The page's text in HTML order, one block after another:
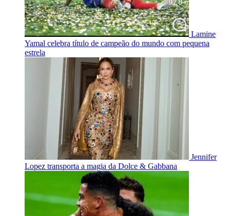
Lamine
Yamal celebra título de campeão do mundo com pequena
estrela
Jennifer
Lopez transporta a magia da Dolce & Gabbana